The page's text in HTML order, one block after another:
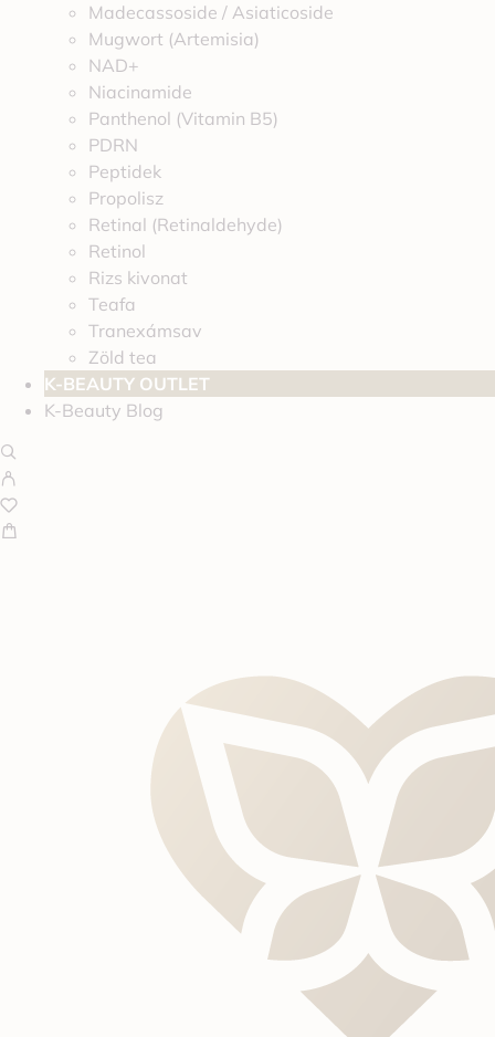
Madecassoside / Asiaticoside
Mugwort (Artemisia)
NAD+
Niacinamide
Panthenol (Vitamin B5)
PDRN
Peptidek
Propolisz
Retinal (Retinaldehyde)
Retinol
Rizs kivonat
Teafa
Tranexámsav
Zöld tea
K-BEAUTY OUTLET
K-Beauty Blog